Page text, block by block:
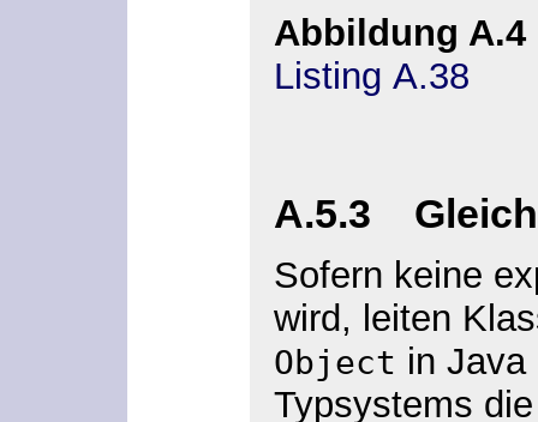
Abbildung A.4
Listing A.38
A.5.3
Sofern keine
wird, leiten
Object in Java
Typsystems